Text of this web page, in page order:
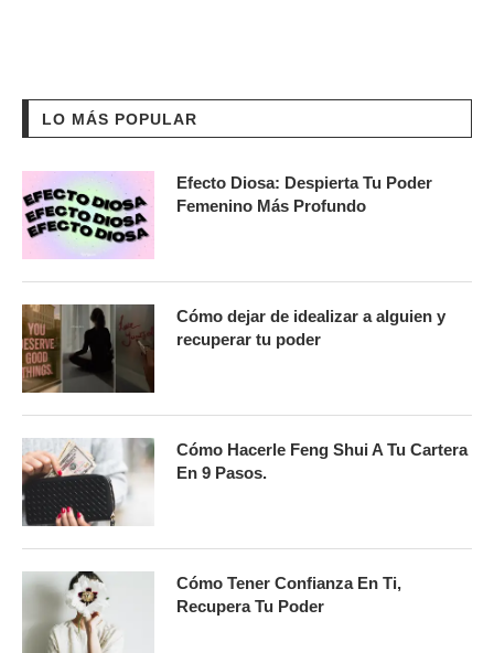
LO MÁS POPULAR
Efecto Diosa: Despierta Tu Poder
Femenino Más Profundo
Cómo dejar de idealizar a alguien y
recuperar tu poder
Cómo Hacerle Feng Shui A Tu Cartera
En 9 Pasos.
Cómo Tener Confianza En Ti,
Recupera Tu Poder